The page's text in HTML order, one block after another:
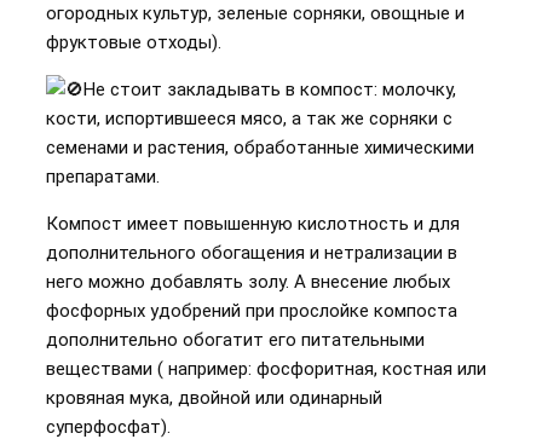
огородных культур, зеленые сорняки, овощные и
фруктовые отходы).
Не стоит закладывать в компост: молочку,
кости, испортившееся мясо, а так же сорняки с
семенами и растения, обработанные химическими
препаратами.
Компост имеет повышенную кислотность и для
дополнительного обогащения и нетрализации в
него можно добавлять золу. А внесение любых
фосфорных удобрений при прослойке компоста
дополнительно обогатит его питательными
веществами ( например: фосфоритная, костная или
кровяная мука, двойной или одинарный
суперфосфат).